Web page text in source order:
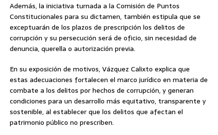
Además, la iniciativa turnada a la Comisión de Puntos
Constitucionales para su dictamen, también estipula que se
exceptuarán de los plazos de prescripción los delitos de
corrupción y su persecución será de oficio, sin necesidad de
denuncia, querella o autorización previa.
En su exposición de motivos, Vázquez Calixto explica que
estas adecuaciones fortalecen el marco jurídico en materia de
combate a los delitos por hechos de corrupción, y generan
condiciones para un desarrollo más equitativo, transparente y
sostenible, al establecer que los delitos que afectan el
patrimonio público no prescriben.